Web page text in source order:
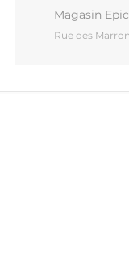
Magasin
Rue des